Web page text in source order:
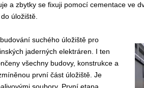
a zbytky se fixuji pomocí cementace ve
úložiště.
suchého úložiště pro
jaderných elektráren. I ten
všechny budovy, konstrukce a
první část úložiště. Je